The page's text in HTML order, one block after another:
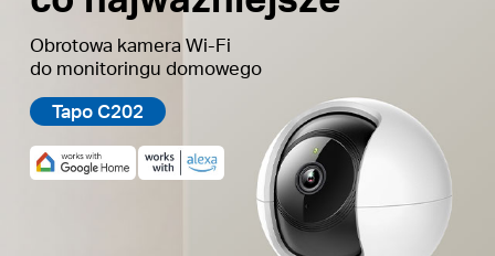
Obrotowa kamera Wi-Fi
do monitoringu domowego
Tapo C202